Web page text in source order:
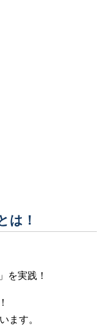
は！
を実践！
ます。